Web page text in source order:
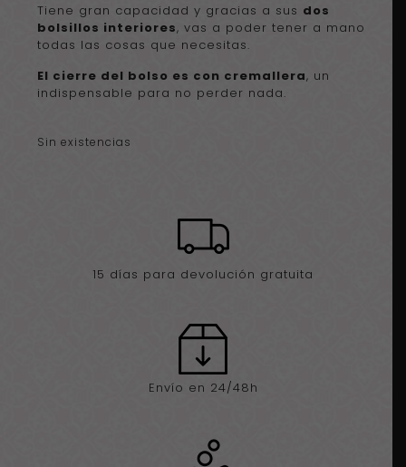
Tiene gran capacidad y gracias a sus dos
bolsillos interiores, vas a poder tener a mano
todas las cosas que necesitas.
El cierre del bolso es con cremallera, un
indispensable para no perder nada.
Sin existencias
15 días para devolución gratuita
Envío en 24/48h